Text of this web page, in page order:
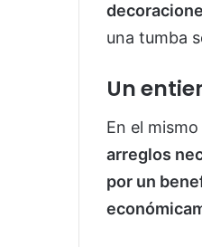
una tumba
Un
En el
arreglos
por un